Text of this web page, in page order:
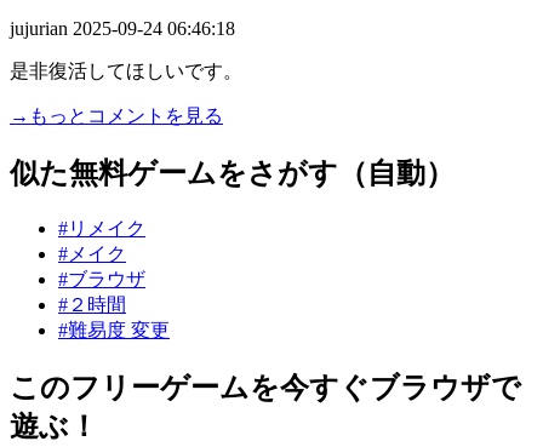
jujurian 2025-09-24 06:46:18
是非復活してほしいです。
→もっとコメントを見る
似た無料ゲームをさがす（自動）
#リメイク
#メイク
#ブラウザ
#２時間
#難易度 変更
このフリーゲームを今すぐブラウザで
遊ぶ！